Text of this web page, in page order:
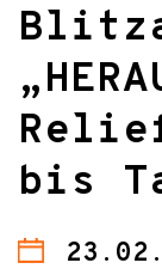
bis